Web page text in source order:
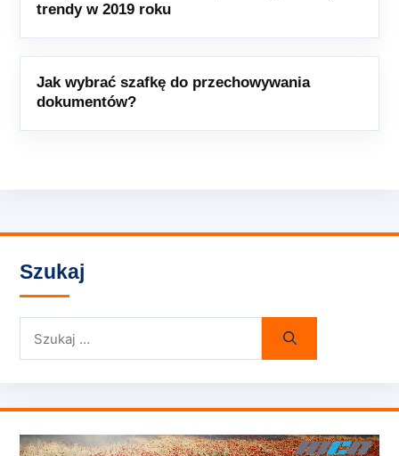
trendy w 2019 roku
Jak wybrać szafkę do przechowywania
dokumentów?
Szukaj